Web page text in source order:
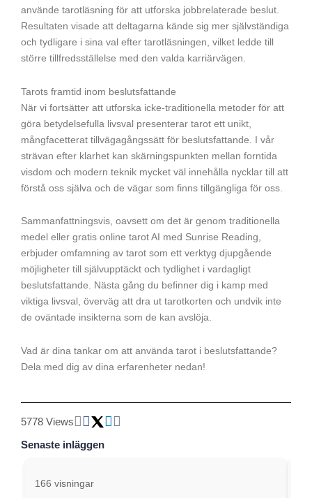
använde tarotläsning för att utforska jobbrelaterade beslut.
Resultaten visade att deltagarna kände sig mer självständiga
och tydligare i sina val efter tarotläsningen, vilket ledde till
större tillfredsställelse med den valda karriärvägen.
Tarots framtid inom beslutsfattande
När vi fortsätter att utforska icke-traditionella metoder för att
göra betydelsefulla livsval presenterar tarot ett unikt,
mångfacetterat tillvägagångssätt för beslutsfattande. I vår
strävan efter klarhet kan skärningspunkten mellan forntida
visdom och modern teknik mycket väl innehålla nycklar till att
förstå oss själva och de vägar som finns tillgängliga för oss.
Sammanfattningsvis, oavsett om det är genom traditionella
medel eller gratis online tarot AI med Sunrise Reading,
erbjuder omfamning av tarot som ett verktyg djupgående
möjligheter till självupptäckt och tydlighet i vardagligt
beslutsfattande. Nästa gång du befinner dig i kamp med
viktiga livsval, överväg att dra ut tarotkorten och undvik inte
de oväntade insikterna som de kan avslöja.
Vad är dina tankar om att använda tarot i beslutsfattande?
Dela med dig av dina erfarenheter nedan!
5778 Views
Senaste inläggen
166 visningar